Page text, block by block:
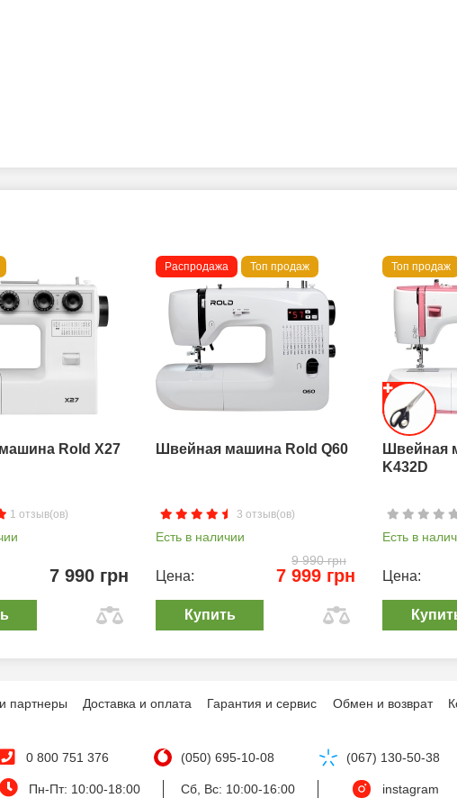
Rold X27
1 отзыв(ов)
7 990 грн
Распродажа Топ продаж
Швейная машина Rold Q60
3 отзыв(ов)
Есть в наличии
9 990 грн
Цена: 7 999 грн
Купить
Топ продаж
Швейная
K432D
Есть в
Цена:
партнеры Доставка и оплата Гарантия и сервис Обмен и возврат
0 800 751 376 (050) 695-10-08 (067) 130-50-38
Пн-Пт: 10:00-18:00 Сб, Вс: 10:00-16:00 instagram